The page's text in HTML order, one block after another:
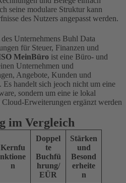
seine modulare Struktur kann
des Nutzers angepasst werden.
Unternehmens Buhl Data
für Steuer, Finanzen und
MeinBüro ist eine Büro- und
Unternehmen und
Angebote, Kunden und
handelt sich jeoch nicht um eine
sondern um eine ie lokal
Erweiterungen ergänzt werden
im Vergleich
Kernfu
nktione
n
Doppel
te
Buchfü
hrung/
EÜR
Stärken
und
Besond
erheite
n